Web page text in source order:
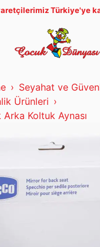
Türkiye'ye
Seyahat ve
Ürünleri
Koltuk Aynası